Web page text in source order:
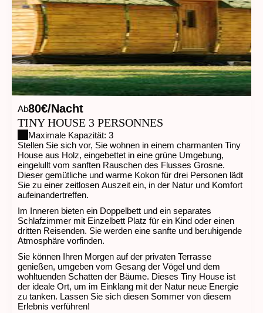
Ab80€/Nacht
TINY HOUSE 3 PERSONNES
Maximale Kapazität: 3
Stellen Sie sich vor, Sie wohnen in einem charmanten Tiny
House aus Holz, eingebettet in eine grüne Umgebung,
eingelullt vom sanften Rauschen des Flusses Grosne.
Dieser gemütliche und warme Kokon für drei Personen lädt
Sie zu einer zeitlosen Auszeit ein, in der Natur und Komfort
aufeinandertreffen.
Im Inneren bieten ein Doppelbett und ein separates
Schlafzimmer mit Einzelbett Platz für ein Kind oder einen
dritten Reisenden. Sie werden eine sanfte und beruhigende
Atmosphäre vorfinden.
Sie können Ihren Morgen auf der privaten Terrasse
genießen, umgeben vom Gesang der Vögel und dem
wohltuenden Schatten der Bäume. Dieses Tiny House ist
der ideale Ort, um im Einklang mit der Natur neue Energie
zu tanken. Lassen Sie sich diesen Sommer von diesem
Erlebnis verführen!